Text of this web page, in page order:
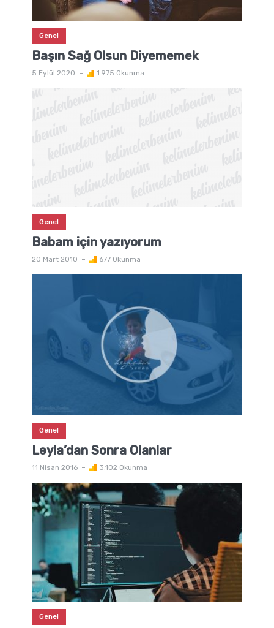
Genel
Başın Sağ Olsun Diyememek
5 Eylül 2020 1.975 Okunma
Genel
Babam için yazıyorum
20 Mart 2010 677 Okunma
Genel
Leyla’dan Sonra Olanlar
11 Nisan 2016 3.102 Okunma
Genel